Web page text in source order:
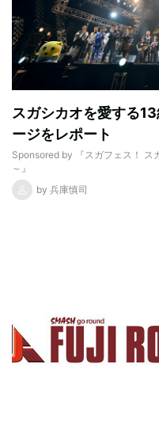
スガシカオを愛する
ージをレポート
Sponsored by
『スガフェス！
～』
by 兵庫慎司